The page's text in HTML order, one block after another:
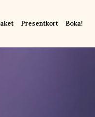
Presentkort Boka!